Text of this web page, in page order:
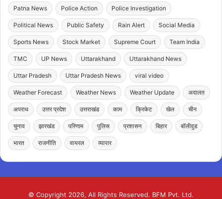
Patna News Police Action Police Investigation
Political News Public Safety Rain Alert Social Media
Sports News Stock Market Supreme Court Team India
TMC UP News Uttarakhand Uttarakhand News
Uttar Pradesh Uttar Pradesh News viral video
Weather Forecast Weather News Weather Update अदालत
अपराध उत्तर प्रदेश उत्तराखंड काम क्रिकेट खेल चीन
चुनाव झारखंड परिणाम पुलिस प्रशासन बिहार बॉलीवुड
भारत राजनीति वायरल व्यापार
© Copyright 2026, All Rights Reserved. BFM Pvt. Ltd.